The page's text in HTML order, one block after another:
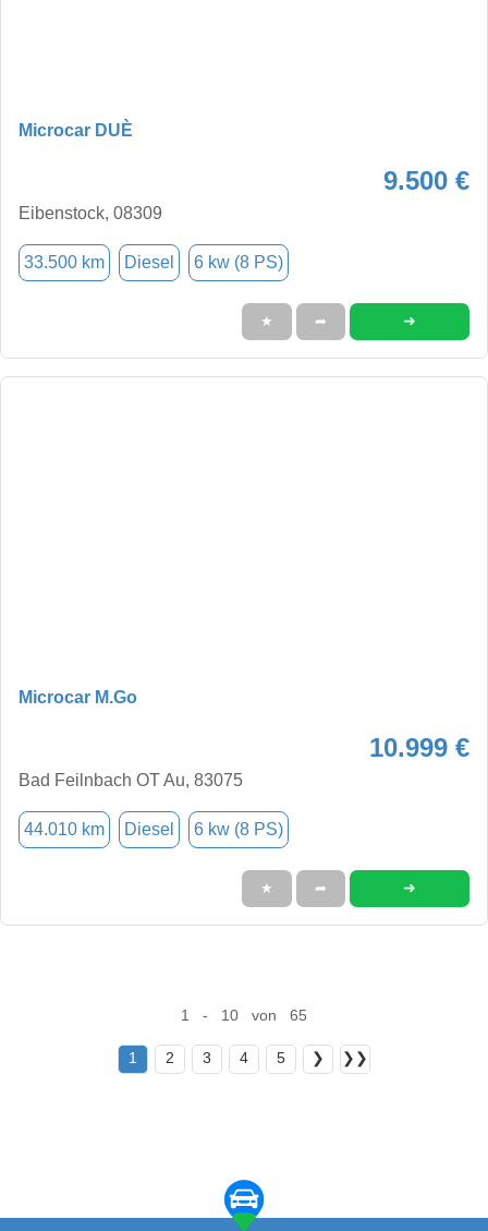
Microcar DUÈ
9.500 €
Eibenstock, 08309
33.500 km Diesel 6 kw (8 PS)
★ ➦ ➜
Microcar M.Go
10.999 €
Bad Feilnbach OT Au, 83075
44.010 km Diesel 6 kw (8 PS)
★ ➦ ➜
1 - 10 von 65
1 2 3 4 5 ❯ ❯❯